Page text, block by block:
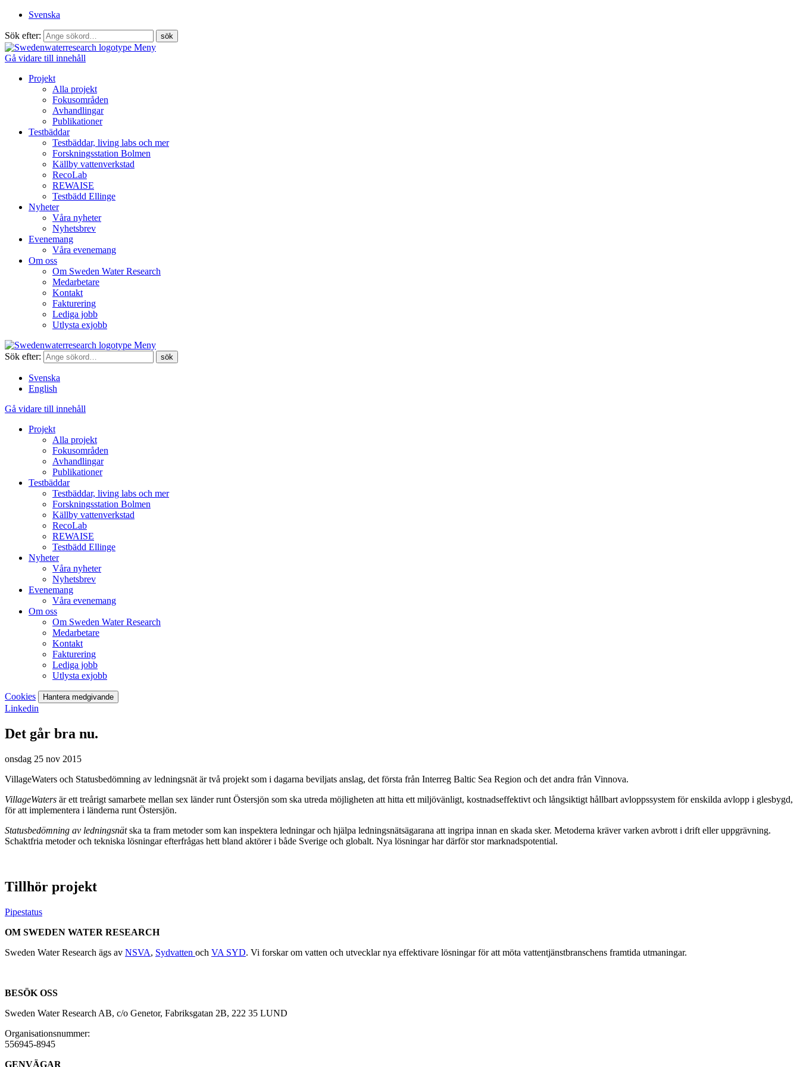
Svenska
Sök efter:
Meny
Gå vidare till innehåll
Projekt
Alla projekt
Fokusområden
Avhandlingar
Publikationer
Testbäddar
Testbäddar, living labs och mer
Forskningsstation Bolmen
Källby vattenverkstad
RecoLab
REWAISE
Testbädd Ellinge
Nyheter
Våra nyheter
Nyhetsbrev
Evenemang
Våra evenemang
Om oss
Om Sweden Water Research
Medarbetare
Kontakt
Fakturering
Lediga jobb
Utlysta exjobb
Meny
Sök efter:
Svenska
English
Gå vidare till innehåll
Projekt
Alla projekt
Fokusområden
Avhandlingar
Publikationer
Testbäddar
Testbäddar, living labs och mer
Forskningsstation Bolmen
Källby vattenverkstad
RecoLab
REWAISE
Testbädd Ellinge
Nyheter
Våra nyheter
Nyhetsbrev
Evenemang
Våra evenemang
Om oss
Om Sweden Water Research
Medarbetare
Kontakt
Fakturering
Lediga jobb
Utlysta exjobb
Cookies Hantera medgivande
Linkedin
Det går bra nu.
onsdag 25 nov 2015
VillageWaters och Statusbedömning av ledningsnät är två projekt som i dagarna beviljats anslag, det första från Interreg Baltic Sea Region och det andra från Vinnova.
VillageWaters är ett treårigt samarbete mellan sex länder runt Östersjön som ska utreda möjligheten att hitta ett miljövänligt, kostnadseffektivt och långsiktigt hållbart avloppssystem för enskilda avlopp i glesbygd,
för att implementera i länderna runt Östersjön.
Statusbedömning av ledningsnätska ta fram metoder som kan inspektera ledningar och hjälpa ledningsnätsägarana att ingripa innan en skada sker. Metoderna kräver varken avbrott i drift eller uppgrävning.
Schaktfria metoder och tekniska lösningar efterfrågas hett bland aktörer i både Sverige och globalt. Nya lösningar har därför stor marknadspotential.
Tillhör projekt
Pipestatus
OM SWEDEN WATER RESEARCH
Sweden Water Research ägs av NSVA, Sydvatten och VA SYD. Vi forskar om vatten och utvecklar nya effektivare lösningar för att möta vattentjänstbranschens framtida utmaningar.
BESÖK OSS
Sweden Water Research AB, c/o Genetor, Fabriksgatan 2B, 222 35 LUND
Organisationsnummer:
556945-8945
GENVÄGAR